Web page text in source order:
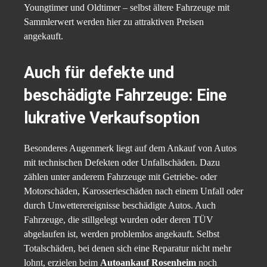
Youngtimer und Oldtimer – selbst ältere Fahrzeuge mit
Sammlerwert werden hier zu attraktiven Preisen
angekauft.
Auch für defekte und
beschädigte Fahrzeuge: Eine
lukrative Verkaufsoption
Besonderes Augenmerk liegt auf dem Ankauf von Autos
mit technischen Defekten oder Unfallschäden. Dazu
zählen unter anderem Fahrzeuge mit Getriebe- oder
Motorschäden, Karosserieschäden nach einem Unfall oder
durch Unwetterereignisse beschädigte Autos. Auch
Fahrzeuge, die stillgelegt wurden oder deren TÜV
abgelaufen ist, werden problemlos angekauft. Selbst
Totalschäden, bei denen sich eine Reparatur nicht mehr
lohnt, erzielen beim Autoankauf Rosenheim noch